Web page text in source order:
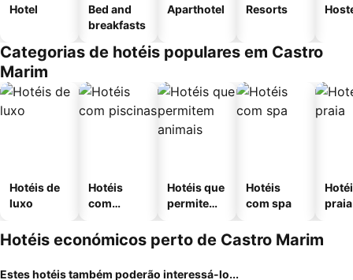
Hotel
Bed and
breakfasts
Aparthotel Resorts
Categorias de hotéis populares em Castro
Marim
Hotéis de
luxo
Hotéis
com
Hotéis que
permitem
Hotéis
com spa
praia
Hotéis económicos perto de Castro Marim
Estes hotéis também poderão interessá-lo...